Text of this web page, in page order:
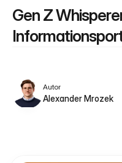
Gen Z
Autor
Alexander Mrozek